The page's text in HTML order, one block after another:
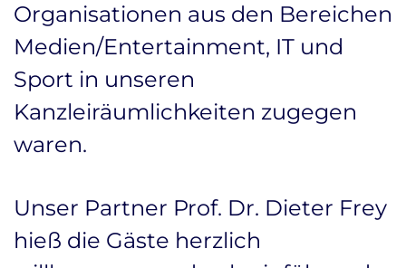
Organisationen aus den Bereichen
Medien/Entertainment, IT und
Sport in unseren
Kanzleiräumlichkeiten zugegen
waren.
Unser Partner Prof. Dr. Dieter Frey
hieß die Gäste herzlich